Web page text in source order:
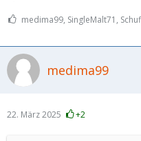
medima99, SingleMalt71,
medima99
22. März 2025 +2